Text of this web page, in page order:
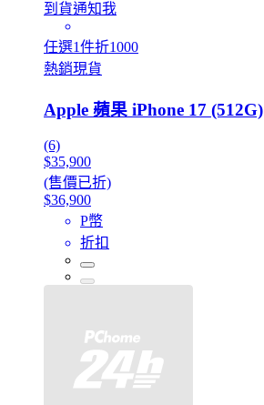
到貨通知我
任選1件折1000
熱銷現貨
Apple 蘋果 iPhone 17 (512G)
(6)
$35,900
(售價已折)
$36,900
P幣
折扣